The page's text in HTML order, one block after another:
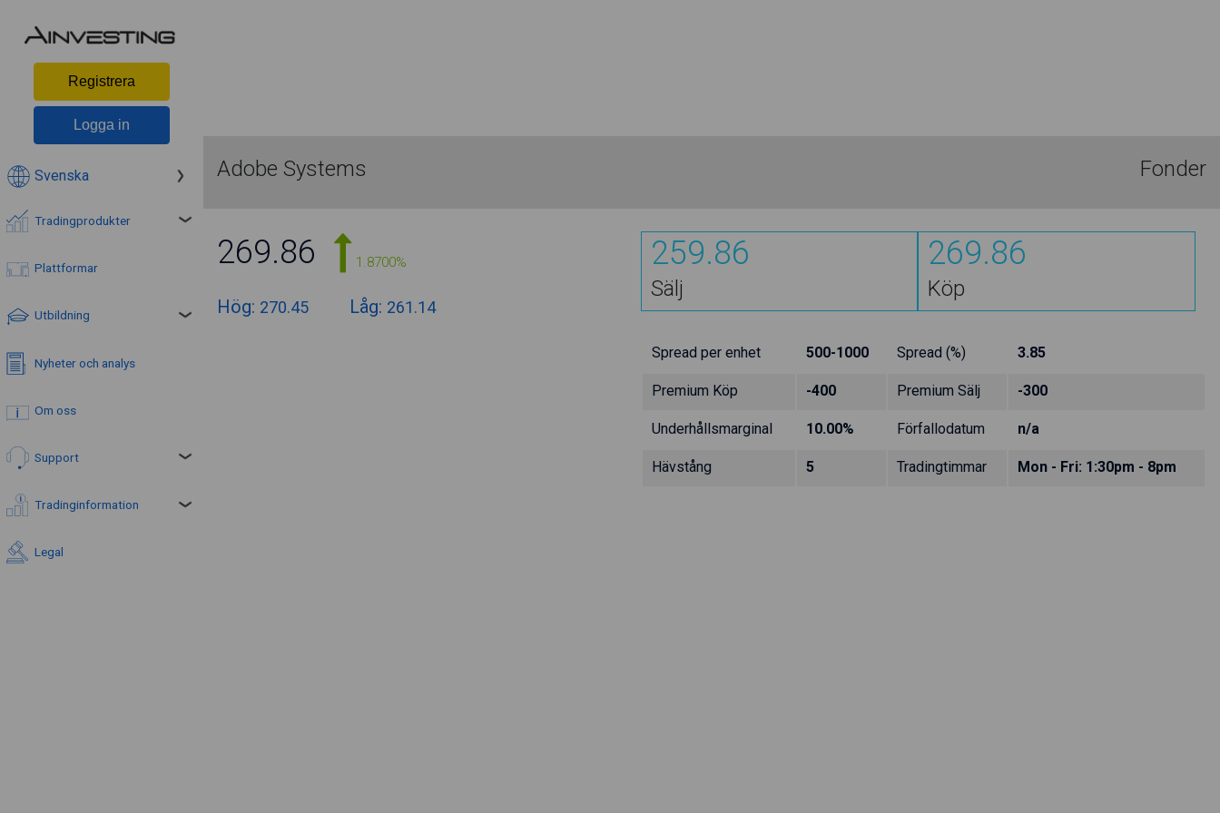
Registrera
Logga in
Svenska
Tradingprodukter
Plattformar
Utbildning
Nyheter och analys
Om oss
Support
Tradinginformation
Legal
Adobe Systems Fonder
269.86 1.8700%
Hög: 270.45 Låg: 261.14
259.86
Sälj
269.86
Köp
Spread per enhet 500-1000 Spread (%) 3.85
Premium Köp -400 Premium Sälj -300
Underhållsmarginal 10.00% Förfallodatum n/a
Hävstång 5 Tradingtimmar Mon - Fri: 1:30pm - 8pm